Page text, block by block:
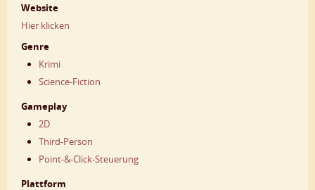
Website
Hier klicken
Genre
Krimi
Science-Fiction
Gameplay
2D
Third-Person
Point-&-Click-Steuerung
Plattform